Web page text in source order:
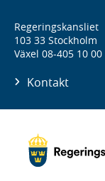
Regeringskansliet
103 33 Stockholm
Växel 08-405 10 00
Kontakt